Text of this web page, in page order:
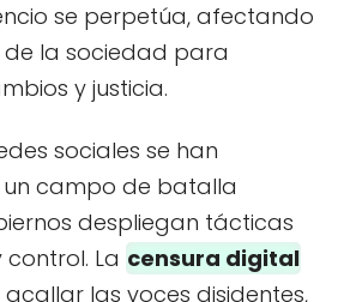
se perpetúa, afectando
la sociedad para
y justicia.
sociales se han
campo de batalla
despliegan tácticas
La censura digital
las voces disidentes,